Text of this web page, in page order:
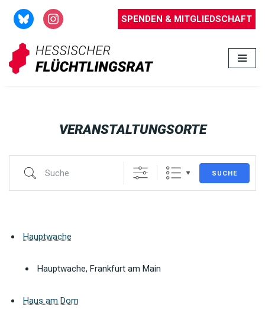
Zum
Inhalt
springen
SPENDEN & MITGLIEDSCHAFT
VERANSTALTUNGSORTE
SUCHE
Hauptwache
Hauptwache, Frankfurt am Main
Haus am Dom